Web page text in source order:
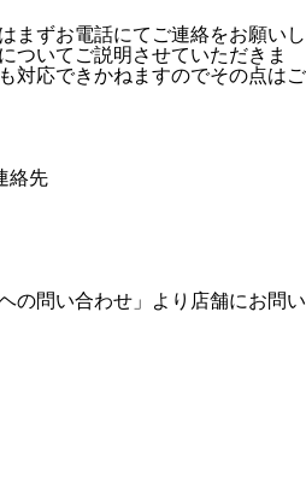
まずお電話にてご連絡をお願いし
ついてご説明させていただきま
対応できかねますのでその点はご
絡先
の問い合わせ」より店舗にお問い